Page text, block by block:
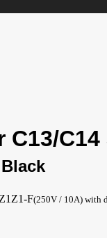
C13/C14
F(250V / 10A) with